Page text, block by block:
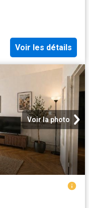
Voir les détails
Voir la photo